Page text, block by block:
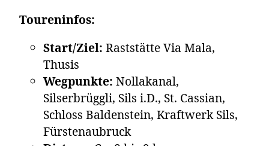
Toureninfos:
Start/Ziel: Raststätte Via Mala,
Thusis
Wegpunkte: Nollakanal,
Silserbrüggli, Sils i.D., St. Cassian,
Schloss Baldenstein, Kraftwerk Sils,
Fürstenaubruck